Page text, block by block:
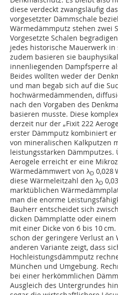
diese verdeckt zwangsläufig
vorgesetzter Dämmschale
Wärmedämmputz stehen zwei
Vorgesetzte Schalen
jedes historische Mauerwerk
zudem basieren sie
innenliegenden Dampfsperre
Beides wollten weder der
und man begab sich auf die
hochwärmedämmenden,
nach den Vorgaben des
basieren musste. Diese
derzeit nur der „Fixit 222
erster Dämmputz kombiniert
von mineralischen Kalkputzen
leistungsstarken Dämmputzes.
Aerogele erreicht er eine
Wärmedämmwert von λD 0,028
diese Wärmeleitzahl den λD
marktüblichen
man die enorme
Bauherr entscheidet sich
dicken Dämmplatte oder
mit einer Dicke von 6 bis 10
schon der geringere Verlust an
anderen Variante zeigt, dass
Hochleistungsdämmputz
München und Umgebung.
bei einer herkömmlichen
Ausgleich des Untergrundes